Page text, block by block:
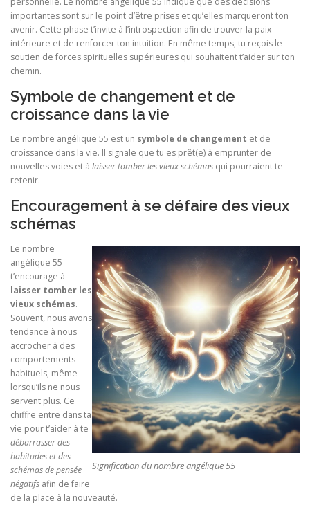
importantes sont sur le point d’être prises et qu’elles marqueront ton
avenir. Cette phase t’invite à l’introspection afin de trouver la paix
intérieure et de renforcer ton intuition. En même temps, tu reçois le
soutien de forces spirituelles supérieures qui souhaitent t’aider sur ton
chemin.
Symbole de changement et de
croissance dans la vie
Le nombre angélique 55 est un symbole de changement et de
croissance dans la vie. Il signale que tu es prêt(e) à emprunter de
nouvelles voies et à laisser tomber les vieux schémas qui pourraient te
retenir.
Encouragement à se défaire des vieux
schémas
Signification du nombre angélique 55
Le nombre
angélique 55
t’encourage à
laisser tomber les
vieux schémas.
Souvent, nous avons
tendance à nous
accrocher à des
comportements
habituels, même
lorsqu’ils ne nous
servent plus. Ce
chiffre entre dans ta
vie pour t’aider à te
débarrasser des
habitudes et des
schémas de pensée
négatifs afin de faire
de la place à la nouveauté.